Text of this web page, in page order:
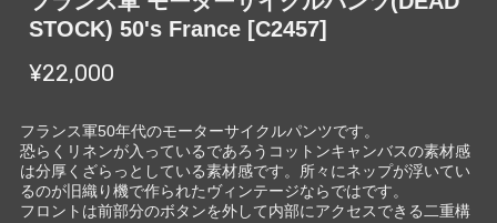
STOCK) 50's France [C2457]
¥22,000
フランス軍50年代のモーターサイクルパンツです。
恐らくリネンが入っているであろうコットンキャンバスの素材感
は分厚くざらっとしている素材感です。所々にネップが浮いてい
るのが旧織り機で作られたヴィンテージならではです。
フロントは前部分のボタンを外して内部にアクセスできる二重構